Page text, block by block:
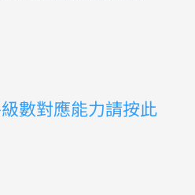
數對應能力請按此